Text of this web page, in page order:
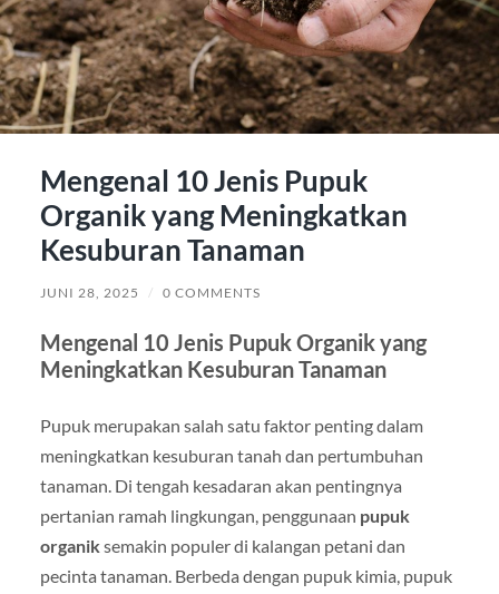
Mengenal 10 Jenis Pupuk
Organik yang Meningkatkan
Kesuburan Tanaman
JUNI 28, 2025 / 0 COMMENTS
Mengenal 10 Jenis Pupuk Organik yang
Meningkatkan Kesuburan Tanaman
Pupuk merupakan salah satu faktor penting dalam
meningkatkan kesuburan tanah dan pertumbuhan
tanaman. Di tengah kesadaran akan pentingnya
pertanian ramah lingkungan, penggunaan pupuk
organiksemakin populer di kalangan petani dan
pecinta tanaman. Berbeda dengan pupuk kimia, pupuk